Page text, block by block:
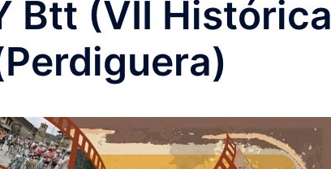
Btt (VII Histórica